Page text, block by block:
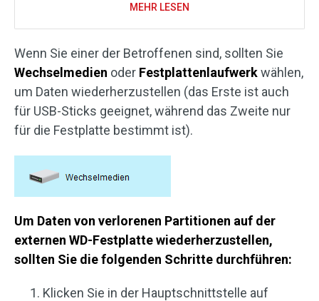
MEHR LESEN
Wenn Sie einer der Betroffenen sind, sollten Sie
Wechselmedien oder Festplattenlaufwerkwählen,
um Daten wiederherzustellen (das Erste ist auch
für USB-Sticks geeignet, während das Zweite nur
für die Festplatte bestimmt ist).
Um Daten von verlorenen Partitionen auf der
externen WD-Festplatte wiederherzustellen,
sollten Sie die folgenden Schritte durchführen:
Klicken Sie in der Hauptschnittstelle auf